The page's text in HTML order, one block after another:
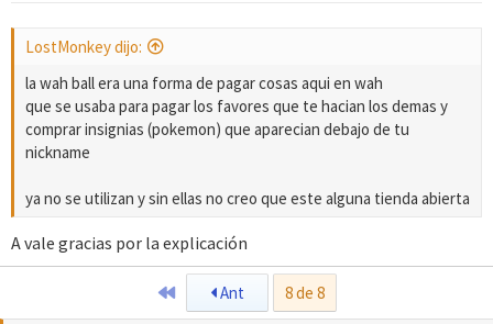
:
LostMonkey dijo:
la wah ball era una forma de pagar cosas aqui en wah
que se usaba para pagar los favores que te hacian los demas y
comprar insignias (pokemon) que aparecian debajo de tu
nickname
ya no se utilizan y sin ellas no creo que este alguna tienda abierta
A vale gracias por la explicación
PrimeroAnt 8 de 8